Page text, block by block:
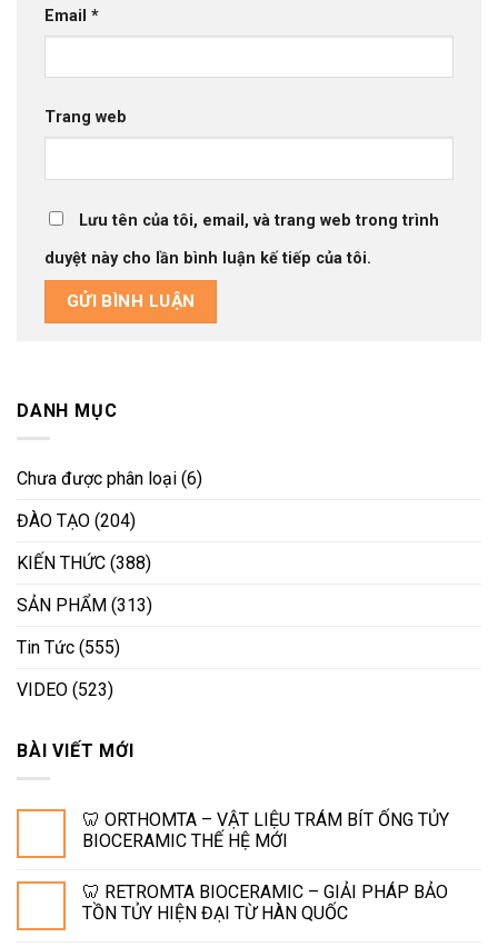
Email *
Trang web
Lưu tên của tôi, email, và trang web trong trình
duyệt này cho lần bình luận kế tiếp của tôi.
DANH MỤC
Chưa được phân loại (6)
ĐÀO TẠO (204)
KIẾN THỨC (388)
SẢN PHẨM (313)
Tin Tức (555)
VIDEO (523)
BÀI VIẾT MỚI
🦷 ORTHOMTA – VẬT LIỆU TRÁM BÍT ỐNG TỦY
BIOCERAMIC THẾ HỆ MỚI
🦷 RETROMTA BIOCERAMIC – GIẢI PHÁP BẢO
TỒN TỦY HIỆN ĐẠI TỪ HÀN QUỐC